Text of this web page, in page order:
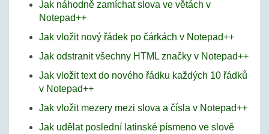
Jak náhodně zamíchat slova ve větách v
Notepad++
Jak vložit nový řádek po čárkách v Notepad++
Jak odstranit všechny HTML značky v Notepad++
Jak vložit text do nového řádku každých 10 řádků
v Notepad++
Jak vložit mezery mezi slova a čísla v Notepad++
Jak udělat poslední latinské písmeno ve slově